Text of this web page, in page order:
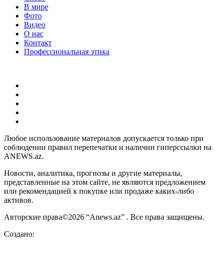
В мире
Фото
Видео
О нас
Контакт
Профессиональная этика
Любое использование материалов допускается только при
соблюдении правил перепечатки и наличии гиперссылки на
ANEWS.az.
Новости, аналитика, прогнозы и другие материалы,
представленные на этом сайте, не являются предложением
или рекомендацией к покупке или продаже каких-либо
активов.
Авторские права©2026 “Anews.az” . Все права защищены.
Создано: